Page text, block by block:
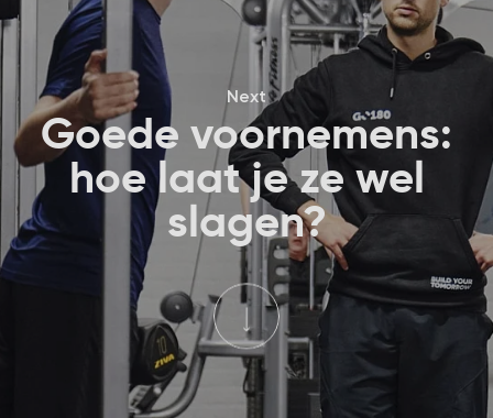
Next
Goede voornemens:
hoe laat je ze wel
slagen?